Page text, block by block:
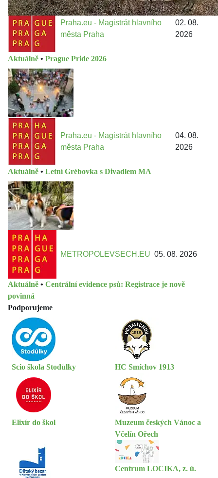
Praha.eu - Magistrát hlavního
města Praha
02. 08.
2026
Aktuálně • Prague Pride 2026
Praha.eu - Magistrát hlavního
města Praha
04. 08.
2026
Aktuálně • Letní Grébovka s Divadlem MA
METROPOLEVSECH.EU 05. 08. 2026
Aktuálně • Centrální evidence psů: Registrace je nově
povinná
Podporujeme
Scio škola Stodůlky HC Smíchov 1913
Elixír do škol
Muzeum českých Vánoc a
Včelín Ořech
Centrum LOCIKA, z. ú.